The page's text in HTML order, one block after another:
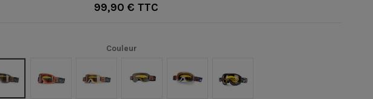
99,90 € TTC
Couleur